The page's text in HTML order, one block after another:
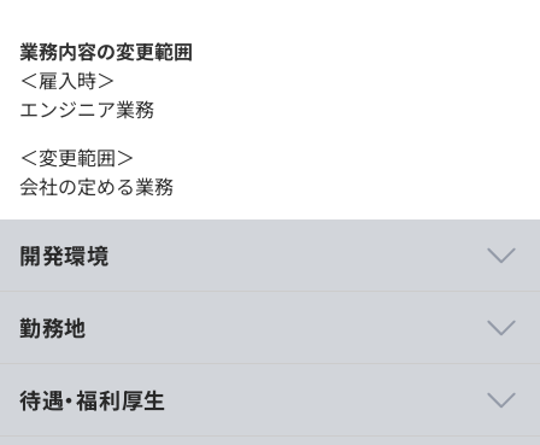
業務内容の変更範囲
＜雇入時＞
エンジニア業務
＜変更範囲＞
会社の定める業務
開発環境
当社は自社でデータセンターを持ち、モバイルネットワー
勤務地
待遇・福利厚生